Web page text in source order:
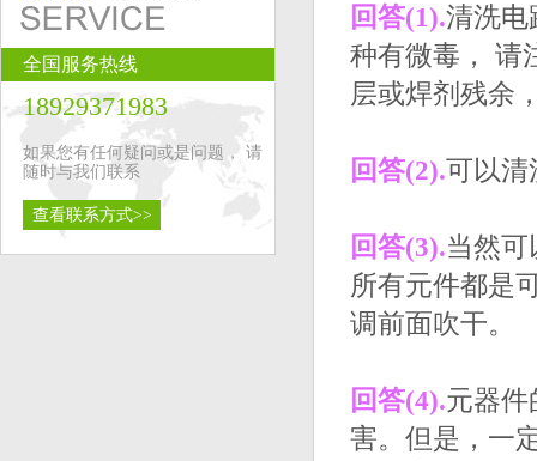
全国服务热线
18929371983
如果您有任何疑问或是问题， 请
随时与我们联系
查看联系方式>>
回答(1).清洗电
种有微毒， 请
层或焊剂残余
回答(2).可以清
回答(3).当然
所有元件都是
调前面吹干。
回答(4).元器件
害。但是，一